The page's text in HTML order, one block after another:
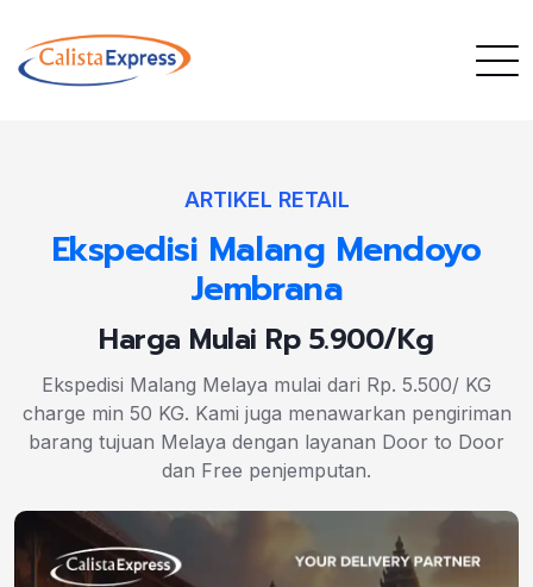
ARTIKEL RETAIL
Ekspedisi Malang Mendoyo
Jembrana
Harga Mulai Rp 5.900/Kg
Ekspedisi Malang Melaya mulai dari Rp. 5.500/ KG
charge min 50 KG. Kami juga menawarkan pengiriman
barang tujuan Melaya dengan layanan Door to Door
dan Free penjemputan.